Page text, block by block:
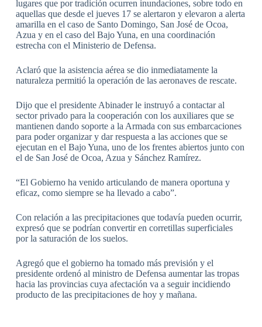
lugares que por tradición ocurren inundaciones, sobre todo en
aquellas que desde el jueves 17 se alertaron y elevaron a alerta
amarilla en el caso de Santo Domingo, San José de Ocoa,
Azua y en el caso del Bajo Yuna, en una coordinación
estrecha con el Ministerio de Defensa.
Aclaró que la asistencia aérea se dio inmediatamente la
naturaleza permitió la operación de las aeronaves de rescate.
Dijo que el presidente Abinader le instruyó a contactar al
sector privado para la cooperación con los auxiliares que se
mantienen dando soporte a la Armada con sus embarcaciones
para poder organizar y dar respuesta a las acciones que se
ejecutan en el Bajo Yuna, uno de los frentes abiertos junto con
el de San José de Ocoa, Azua y Sánchez Ramírez.
“El Gobierno ha venido articulando de manera oportuna y
eficaz, como siempre se ha llevado a cabo”.
Con relación a las precipitaciones que todavía pueden ocurrir,
expresó que se podrían convertir en corretillas superficiales
por la saturación de los suelos.
Agregó que el gobierno ha tomado más previsión y el
presidente ordenó al ministro de Defensa aumentar las tropas
hacia las provincias cuya afectación va a seguir incidiendo
producto de las precipitaciones de hoy y mañana.